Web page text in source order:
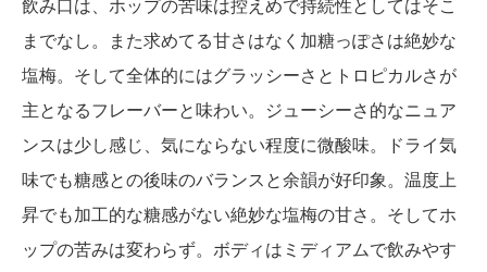
飲み口は、ホップの苦味は控えめで持続性としてはそこ
までなし。また求めてる甘さはなく加糖っぽさは絶妙な
塩梅。そして全体的にはグラッシーさとトロピカルさが
主となるフレーバーと味わい。ジューシーさ的なニュア
ンスは少し感じ、気にならない程度に微酸味。ドライ気
味でも糖感との後味のバランスと余韻が好印象。温度上
昇でも加工的な糖感がない絶妙な塩梅の甘さ。そしてホ
ップの苦みは変わらず。ボディはミディアムで飲みやす